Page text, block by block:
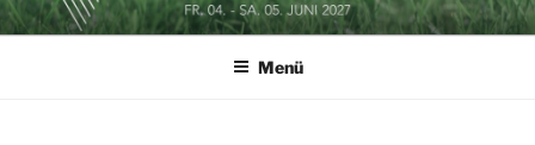
Zum
InhaltSOCCERGOLF BUSINESSCUP
Menü